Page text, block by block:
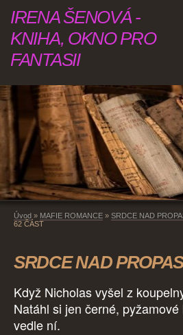
IRENA ŠENOVÁ -
KNIHA, OKNO PRO
FANTASII
Úvod » MAFIE ROMANCE » SRDCE NAD
62 ČÁST
SRDCE NAD
Když Nicholas vyšel z
Natáhl si jen černé,
vedle ní.